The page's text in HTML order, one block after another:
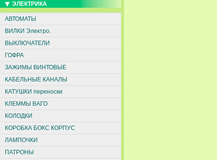
ЭЛЕКТРИКА
АВТОМАТЫ
ВИЛКИ Электро.
ВЫКЛЮЧАТЕЛИ
ГОФРА
ЗАЖИМЫ ВИНТОВЫЕ
КАБЕЛЬНЫЕ КАНАЛЫ
КАТУШКИ переноски
КЛЕММЫ ВАГО
КОЛОДКИ
КОРОБКА БОКС КОРПУС
ЛАМПОЧКИ
ПАТРОНЫ